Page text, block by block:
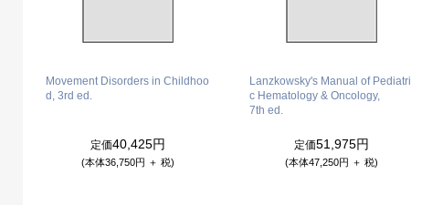
Movement Disorders in Childhoo
d, 3rd ed.
定価40,425円
(本体36,750円 ＋ 税)
Lanzkowsky's Manual of Pediatri
c Hematology & Oncology,
7th ed.
定価51,975円
(本体47,250円 ＋ 税)